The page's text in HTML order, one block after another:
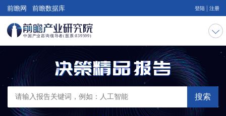
前瞻网 前瞻数据库 登陆 注册
搜索